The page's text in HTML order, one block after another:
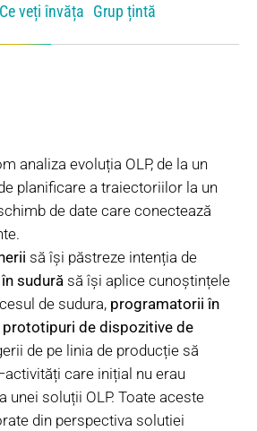
Ce veți învăța Grup țintă
analiza evoluția OLP, de la un
planificare a traiectoriilor la un
de date care conectează
să își păstreze intenția de
sudură să își aplice cunoștințele
de sudura, programatorii în
prototipuri de dispozitive de
de pe linia de producție să
care inițial nu erau
unei soluții OLP. Toate aceste
din perspectiva solutiei